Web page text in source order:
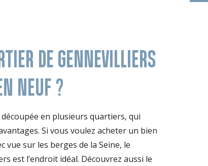
DE GENNEVILLIERS
NEUF ?
en plusieurs quartiers, qui
Si vous voulez acheter un bien
vue sur les berges de la Seine, le
est l’endroit idéal. Découvrez aussi le